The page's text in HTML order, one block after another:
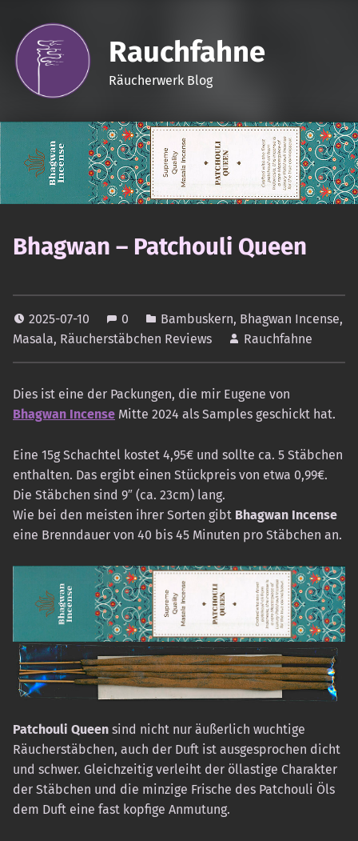
Rauchfahne
Räucherwerk Blog
Bhagwan – Patchouli Queen
2025-07-10 0 Bambuskern, Bhagwan Incense,
Masala, Räucherstäbchen Reviews Rauchfahne
Dies ist eine der Packungen, die mir Eugene von
Bhagwan Incense Mitte 2024 als Samples geschickt hat.
Eine 15g Schachtel kostet 4,95€ und sollte ca. 5 Stäbchen
enthalten. Das ergibt einen Stückpreis von etwa 0,99€.
Die Stäbchen sind 9″ (ca. 23cm) lang.
Wie bei den meisten ihrer Sorten gibt Bhagwan Incense
eine Brenndauer von 40 bis 45 Minuten pro Stäbchen an.
Patchouli Queen sind nicht nur äußerlich wuchtige
Räucherstäbchen, auch der Duft ist ausgesprochen dicht
und schwer. Gleichzeitig verleiht der öllastige Charakter
der Stäbchen und die minzige Frische des Patchouli Öls
dem Duft eine fast kopfige Anmutung.